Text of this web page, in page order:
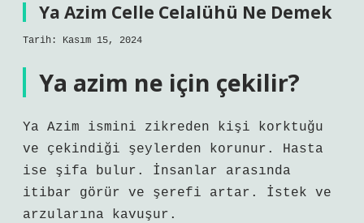
Ya Azim Celle Celalühü Ne Demek
Tarih: Kasım 15, 2024
Ya azim ne için çekilir?
Ya Azim ismini zikreden kişi korktuğu
ve çekindiği şeylerden korunur. Hasta
ise şifa bulur. İnsanlar arasında
itibar görür ve şerefi artar. İstek ve
arzularına kavuşur.